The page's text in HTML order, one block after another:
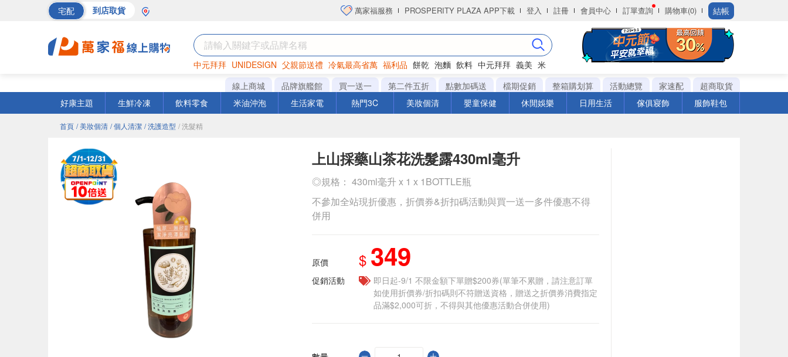
宅配 到店取貨 萬家福服務 PROSPERITY PLAZA APP下載 登入 註冊 會員中心 訂單查詢 購物車(0) 結帳
中元拜拜 UNIDESIGN 父親節送禮 冷氣最高省萬 福利品 餅乾 泡麵 飲料 中元拜拜 義美 米
罐頭 海苔 洋芋片
線上商城 品牌旗艦館 買一送一 第二件五折 點數加碼送 檔期促銷 整箱購划算 活動總覽 家速配
超商取貨
好康主題
生鮮冷凍 飲料零食 米油沖泡 生活家電 熱門3C 美妝個清 嬰童保健 休閒娛樂 日用生活 傢俱寢飾 服飾鞋包
首頁 / 美妝個清 / 個人清潔 / 洗護造型 / 洗髮精
上山採藥山茶花洗髮露430ml毫升
◎規格： 430ml毫升 x 1 x 1BOTTLE瓶
不參加全站現折優惠，折價券&折扣碼活動與買一送一多件優惠不得
併用
原價 $ 349
促銷活動
即日起-9/1 不限金額下單贈$200券(單筆不累贈，請注意訂單
如使用折價券/折扣碼則不符贈送資格，贈送之折價券消費指定
品滿$2,000可折，不得與其他優惠活動合併使用)